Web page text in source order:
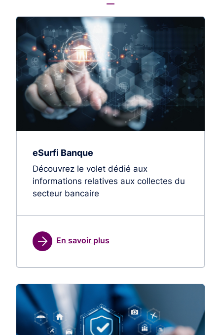
eSurfi Banque
Découvrez le volet dédié aux
informations relatives aux collectes du
secteur bancaire
En savoir plus